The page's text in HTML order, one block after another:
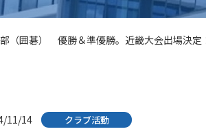
（囲碁） 優勝＆準優勝。近畿大会出場決定
11/14 クラブ活動